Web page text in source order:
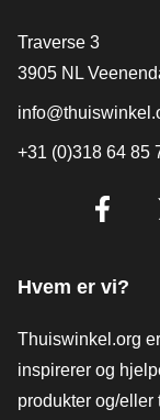
Traverse 3
3905 NL
+31 (0)318 64 85
Hvem er vi?
Thuiswinkel.org
inspirerer og
produkter og/eller